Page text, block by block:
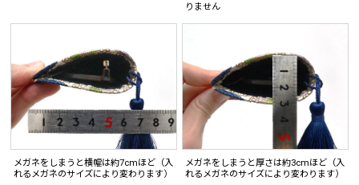
りません
メガネをしまうと横幅は約7cmほど（入
れるメガネのサイズにより変わります）
メガネをしまうと厚さは約3cmほど（入
れるメガネのサイズにより変わります）